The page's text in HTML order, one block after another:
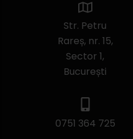
Str. Petru
Rareș, nr. 15,
Sector 1,
București
0751 364 725